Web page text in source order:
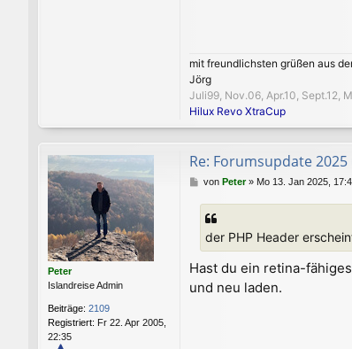
mit freundlichsten grüßen aus
Jörg
Juli99, Nov.06, Apr.10, Sept.12,
Hilux Revo XtraCup
Peter
Islandreise Admin
Beiträge: 2109
Registriert: Fr 22. Apr 2005,
22:35
Re: Forumsupdate
B
a
g
von Peter» Mo 13. Jan 2025,
der PHP Header
Hast du ein retina-
und neu laden.